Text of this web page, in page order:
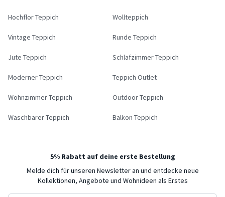
Hochflor Teppich Wollteppich
Vintage Teppich Runde Teppich
Jute Teppich Schlafzimmer Teppich
Moderner Teppich Teppich Outlet
Wohnzimmer Teppich Outdoor Teppich
Waschbarer Teppich Balkon Teppich
5% Rabatt auf deine erste Bestellung
Melde dich für unseren Newsletter an und entdecke neue
Kollektionen, Angebote und Wohnideen als Erstes